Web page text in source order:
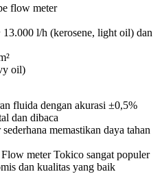
flow meter
l/h (kerosene, light oil) dan
oil)
fluida dengan akurasi ±0,5%
dan dibaca
memastikan daya tahan
meter Tokico sangat populer
dan kualitas yang baik